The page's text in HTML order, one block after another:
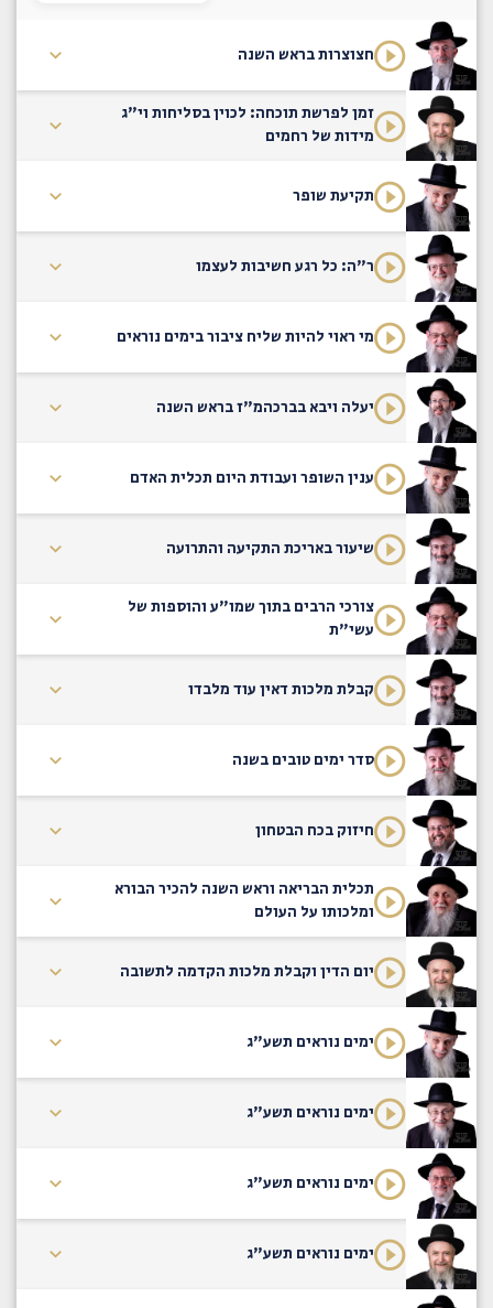
חצוצרות בראש השנה
זמן לפרשת תוכחה: לכוין בסליחות וי"ג
מידות של רחמים
תקיעת שופר
ר"ה: כל רגע חשיבות לעצמו
מי ראוי להיות שליח ציבור בימים נוראים
יעלה ויבא בברכהמ"ז בראש השנה
ענין השופר ועבודת היום תכלית האדם
שיעור באריכת התקיעה והתרועה
צורכי הרבים בתוך שמו"ע והוספות של
עשי"ת
קבלת מלכות דאין עוד מלבדו
סדר ימים טובים בשנה
חיזוק בכח הבטחון
תכלית הבריאה וראש השנה להכיר הבורא
ומלכותו על העולם
יום הדין וקבלת מלכות הקדמה לתשובה
ימים נוראים תשע"ג
ימים נוראים תשע"ג
ימים נוראים תשע"ג
ימים נוראים תשע"ג